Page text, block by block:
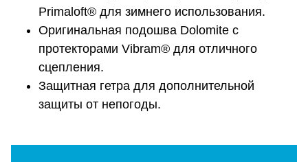
Primaloft® для зимнего использования.
Оригинальная подошва Dolomite с
протекторами Vibram® для отличного
сцепления.
Защитная гетра для дополнительной
защиты от непогоды.